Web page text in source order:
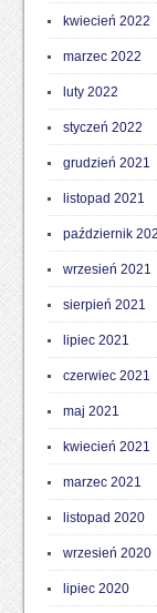
kwiecień 2022
marzec 2022
luty 2022
styczeń 2022
grudzień 2021
listopad 2021
październik
wrzesień 2021
sierpień 2021
lipiec 2021
czerwiec 2021
maj 2021
kwiecień 2021
marzec 2021
listopad 2020
wrzesień 2020
lipiec 2020